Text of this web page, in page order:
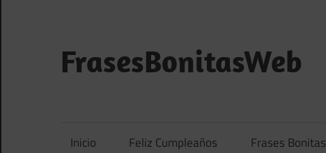
contenido
FrasesBonitasWeb
Inicio Feliz Cumpleaños Frases Bonitas